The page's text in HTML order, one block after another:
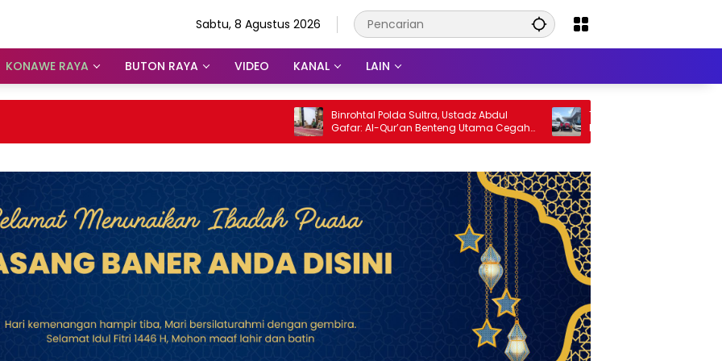
Sabtu, 8 Agustus 2026
KONAWE RAYA BUTON RAYA VIDEO KANAL LAIN
Binrohtal Polda Sultra, Ustadz Abdul
Gafar: Al-Qur’an Benteng Utama Cegah
Judi, Miras, dan Penyimpangan Sosial
Tingginya Minat Masyarakat
Mobil, Layanan Trade-In Toyota
Kebanjiran Permintaan